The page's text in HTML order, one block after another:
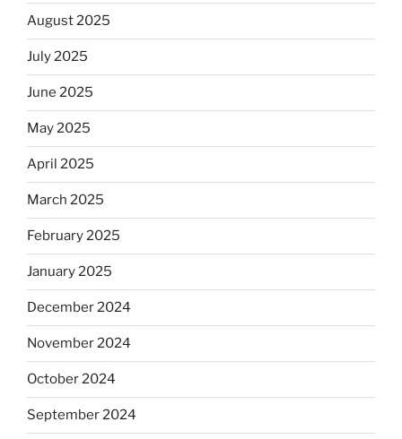
August 2025
July 2025
June 2025
May 2025
April 2025
March 2025
February 2025
January 2025
December 2024
November 2024
October 2024
September 2024